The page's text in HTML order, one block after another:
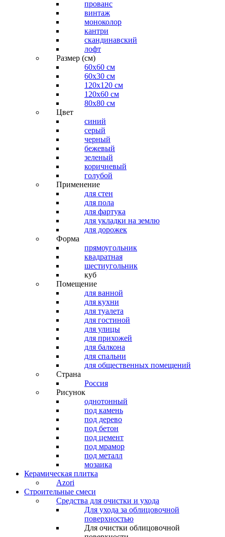
прованс
винтаж
моноколор
кантри
скандинавский
лофт
Размер (см)
60х60 см
60x30 см
120x120 см
120x60 см
80x80 см
Цвет
синий
серый
черный
бежевый
зеленый
коричневый
голубой
Применение
для стен
для пола
для фартука
для укладки на землю
для дорожек
Форма
прямоугольник
квадратная
шестиугольник
куб
Помещение
для ванной
для кухни
для туалета
для гостиной
для улицы
для прихожей
для балкона
для спальни
для общественных помещений
Страна
Россия
Рисунок
однотонный
под камень
под дерево
под бетон
под цемент
под мрамор
под металл
мозаика
Керамическая плитка
Azori
Строительные смеси
Средства для очистки и ухода
Для ухода за облицовочной
поверхностью
Для очистки облицовочной